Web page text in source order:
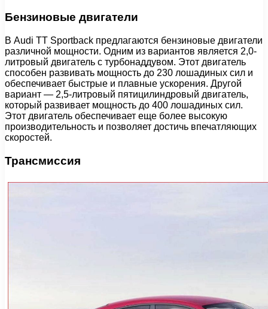
Бензиновые двигатели
В Audi TT Sportback предлагаются бензиновые двигатели
различной мощности. Одним из вариантов является 2,0-
литровый двигатель с турбонаддувом. Этот двигатель
способен развивать мощность до 230 лошадиных сил и
обеспечивает быстрые и плавные ускорения. Другой
вариант — 2,5-литровый пятицилиндровый двигатель,
который развивает мощность до 400 лошадиных сил.
Этот двигатель обеспечивает еще более высокую
производительность и позволяет достичь впечатляющих
скоростей.
Трансмиссия